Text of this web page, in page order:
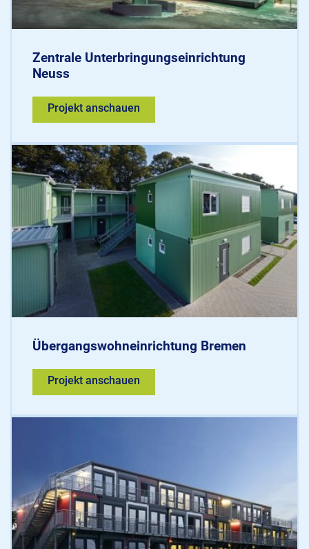
Zentrale Unterbringungseinrichtung
Neuss
Projekt anschauen
Übergangswohneinrichtung Bremen
Projekt anschauen